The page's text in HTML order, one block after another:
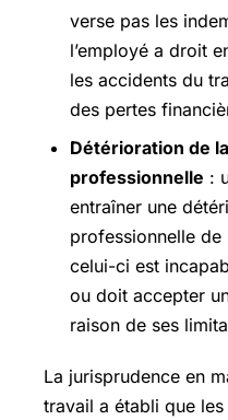
verse pas les
l’employé a droit
les accidents du
des pertes
Détérioration de
professionnelle :
entraîner une
professionnelle de
celui-ci est
ou doit accepter
raison de ses
La jurisprudence en
travail a établi que